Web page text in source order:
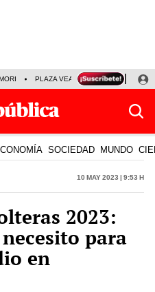
PLAZA VEA FERIADOS
SOCIEDAD MUNDO
10 May 2023 | 9:53 h
2023:
para
en